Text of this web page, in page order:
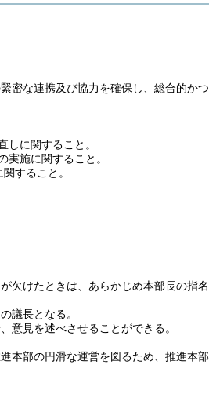
密な連携及び協力を確保し、総合的か
しに関すること。
実施に関すること。
すること。
けたときは、あらかじめ本部長の指
議長となる。
意見を述べさせることができる。
本部の円滑な運営を図るため、推進本部